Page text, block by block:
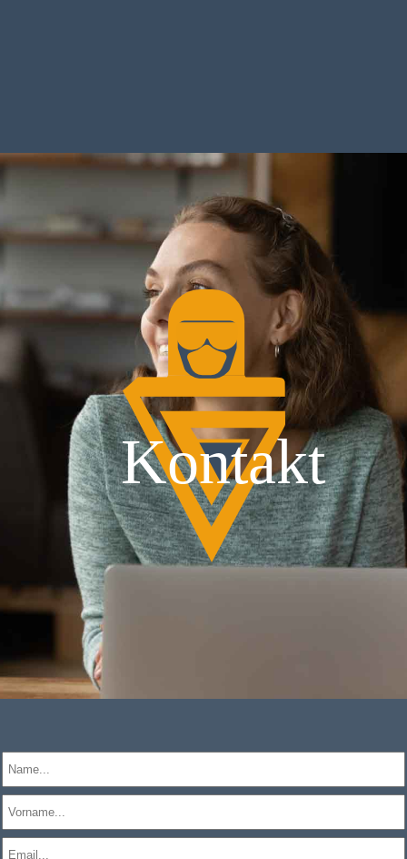
Kontakt